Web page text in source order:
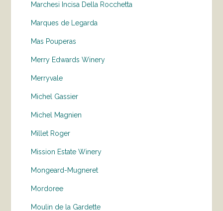
Marchesi Incisa Della Rocchetta
Marques de Legarda
Mas Pouperas
Merry Edwards Winery
Merryvale
Michel Gassier
Michel Magnien
Millet Roger
Mission Estate Winery
Mongeard-Mugneret
Mordoree
Moulin de la Gardette